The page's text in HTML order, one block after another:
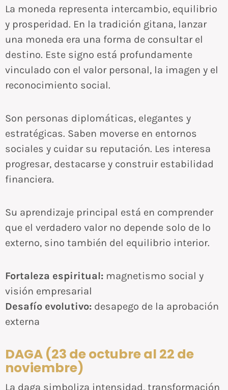
La moneda representa intercambio, equilibrio
y prosperidad. En la tradición gitana, lanzar
una moneda era una forma de consultar el
destino. Este signo está profundamente
vinculado con el valor personal, la imagen y el
reconocimiento social.
Son personas diplomáticas, elegantes y
estratégicas. Saben moverse en entornos
sociales y cuidar su reputación. Les interesa
progresar, destacarse y construir estabilidad
financiera.
Su aprendizaje principal está en comprender
que el verdadero valor no depende solo de lo
externo, sino también del equilibrio interior.
Fortaleza espiritual: magnetismo social y
visión empresarial
Desafío evolutivo: desapego de la aprobación
externa
DAGA (23 de octubre al 22 de
noviembre)
La daga simboliza intensidad, transformación